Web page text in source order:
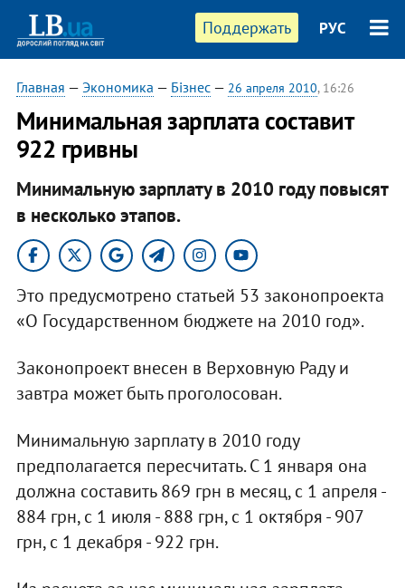
Поддержать РУС
Главная — Экономика — Бізнес— 26 апреля 2010, 16:26
Минимальная зарплата составит
922 гривны
Минимальную зарплату в 2010 году повысят
в несколько этапов.
Это предусмотрено статьей 53 законопроекта
«О Государственном бюджете на 2010 год».
Законопроект внесен в Верховную Раду и
завтра может быть проголосован.
Минимальную зарплату в 2010 году
предполагается пересчитать. С 1 января она
должна составить 869 грн в месяц, с 1 апреля -
884 грн, с 1 июля - 888 грн, с 1 октября - 907
грн, с 1 декабря - 922 грн.